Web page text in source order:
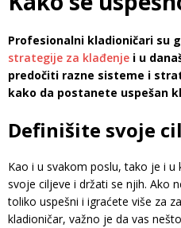
Profesionalni kladioničari su
strategije za klađenje i u
predočiti razne sisteme i
kako da postanete uspešan
Definišite svoje
Kao i u svakom poslu, tako je i
svoje ciljeve i držati se njih. Ako
toliko uspešni i igraćete više za
kladioničar, važno je da vas